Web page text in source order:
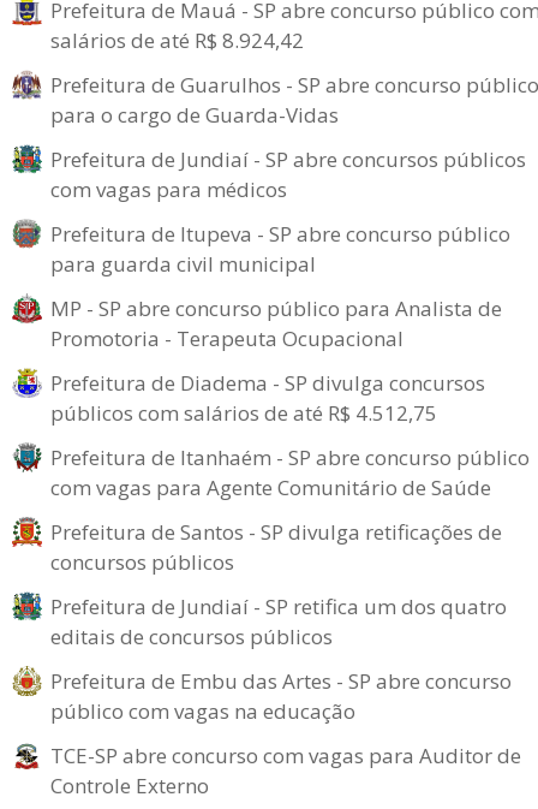
Prefeitura de Mauá - SP abre concurso público
salários de até R$ 8.924,42
Prefeitura de Guarulhos - SP abre concurso público
para o cargo de Guarda-Vidas
Prefeitura de Jundiaí - SP abre concursos públicos
com vagas para médicos
Prefeitura de Itupeva - SP abre concurso público
para guarda civil municipal
MP - SP abre concurso público para Analista de
Promotoria - Terapeuta Ocupacional
Prefeitura de Diadema - SP divulga concursos
públicos com salários de até R$ 4.512,75
Prefeitura de Itanhaém - SP abre concurso público
com vagas para Agente Comunitário de Saúde
Prefeitura de Santos - SP divulga retificações de
concursos públicos
Prefeitura de Jundiaí - SP retifica um dos quatro
editais de concursos públicos
Prefeitura de Embu das Artes - SP abre concurso
público com vagas na educação
TCE-SP abre concurso com vagas para Auditor de
Controle Externo